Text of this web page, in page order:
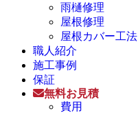
雨樋修理
屋根修理
屋根カバー工法
職人紹介
施工事例
保証
無料お見積
費用